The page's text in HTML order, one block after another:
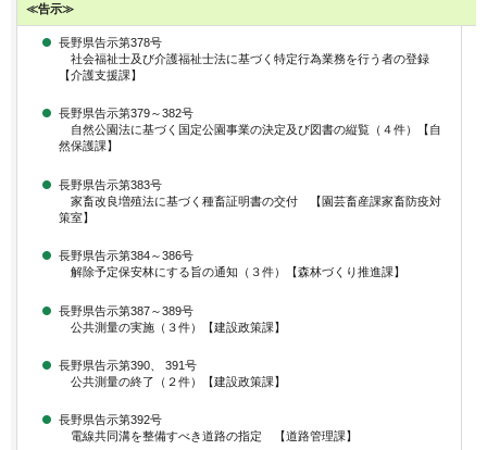
≪告示≫
長野県告示第378号
社会福祉士及び介護福祉士法に基づく特定行為業務を行う者の登録
【介護支援課】
長野県告示第379～382号
自然公園法に基づく国定公園事業の決定及び図書の縦覧（４件）【自
然保護課】
長野県告示第383号
家畜改良増殖法に基づく種畜証明書の交付 【園芸畜産課家畜防疫対
策室】
長野県告示第384～386号
解除予定保安林にする旨の通知（３件）【森林づくり推進課】
長野県告示第387～389号
公共測量の実施（３件）【建設政策課】
長野県告示第390、 391号
公共測量の終了（２件）【建設政策課】
長野県告示第392号
電線共同溝を整備すべき道路の指定 【道路管理課】